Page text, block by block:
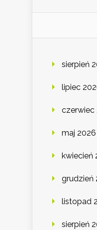
sierpień
lipiec
czerwiec
maj 2026
kwiecień
grudzień
listopad
sierpień